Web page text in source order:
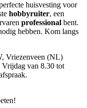
huisvesting voor
hobbyruiter, een
professional bent.
hebben. Kom langs
Vriezenveen (NL)
Vrijdag van 8.30 tot